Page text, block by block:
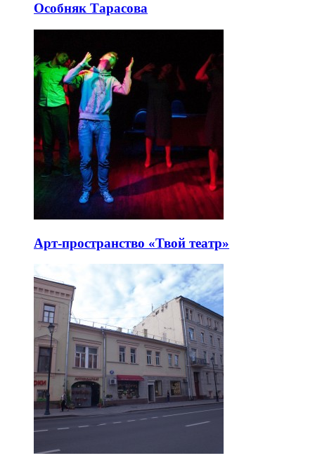
Особняк Тарасова
Арт-пространство «Твой театр»